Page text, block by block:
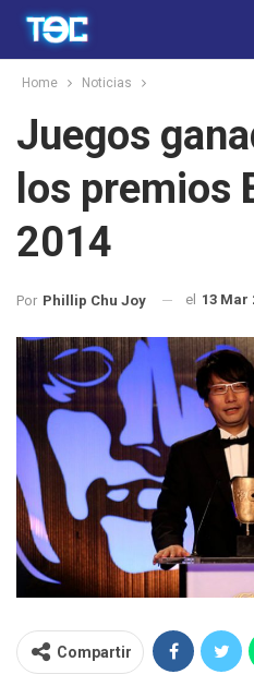
Home Noticias
Juegos
los premios
2014
Por Phillip Chu Joy el 13 Mar
Compartir